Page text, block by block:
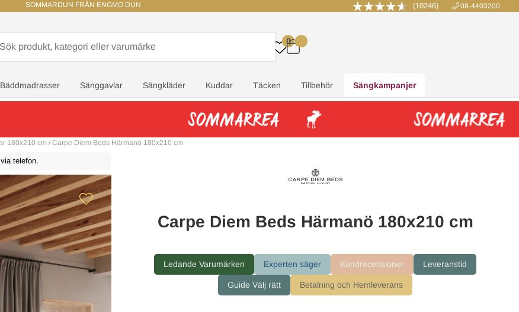
SOMMARDUN FRÅN ENGMO DUN (10246) 08-4403200
0
..
Bäddmadrasser Sänggavlar Sängkläder Kuddar Täcken Tillbehör Sängkampanjer
180x210 cm / Carpe Diem Beds Härmanö 180x210 cm
telefon.
Carpe Diem Beds Härmanö 180x210 cm
Ledande Varumärken Experten säger Kundrecensioner Leveranstid
Guide Välj rätt Betalning och Hemleverans